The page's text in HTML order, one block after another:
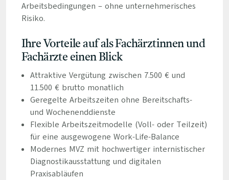
Arbeitsbedingungen – ohne unternehmerisches
Risiko.
Ihre Vorteile auf als Fachärztinnen und
Fachärzte einen Blick
Attraktive Vergütung zwischen 7.500 € und
11.500 € brutto monatlich
Geregelte Arbeitszeiten ohne Bereitschafts-
und Wochenenddienste
Flexible Arbeitszeitmodelle (Voll- oder Teilzeit)
für eine ausgewogene Work-Life-Balance
Modernes MVZ mit hochwertiger internistischer
Diagnostikausstattung und digitalen
Praxisabläufen